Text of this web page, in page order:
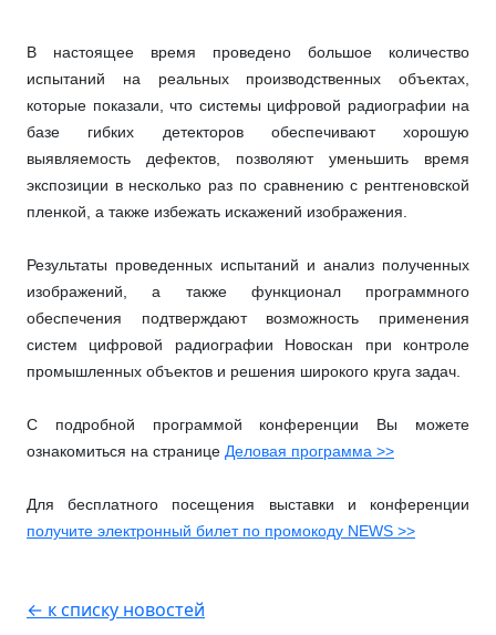
В настоящее время проведено большое количество
испытаний на реальных производственных объектах,
которые показали, что системы цифровой радиографии на
базе гибких детекторов обеспечивают хорошую
выявляемость дефектов, позволяют уменьшить время
экспозиции в несколько раз по сравнению с рентгеновской
пленкой, а также избежать искажений изображения.
Результаты проведенных испытаний и анализ полученных
изображений, а также функционал программного
обеспечения подтверждают возможность применения
систем цифровой радиографии Новоскан при контроле
промышленных объектов и решения широкого круга задач.
С подробной программой конференции Вы можете
ознакомиться на странице Деловая программа >>
Для бесплатного посещения выставки и конференции
получите электронный билет по промокоду NEWS >>
← к списку новостей